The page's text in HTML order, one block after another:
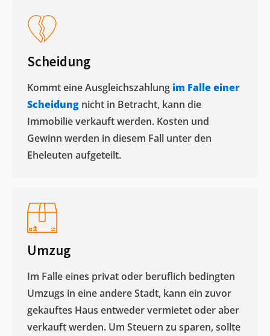
Scheidung
Kommt eine Ausgleichszahlung im Falle einer
Scheidung nicht in Betracht, kann die
Immobilie verkauft werden. Kosten und
Gewinn werden in diesem Fall unter den
Eheleuten aufgeteilt.​
Umzug
Im Falle eines privat oder beruflich bedingten
Umzugs in eine andere Stadt, kann ein zuvor
gekauftes Haus entweder vermietet oder aber
verkauft werden. Um Steuern zu sparen, sollte